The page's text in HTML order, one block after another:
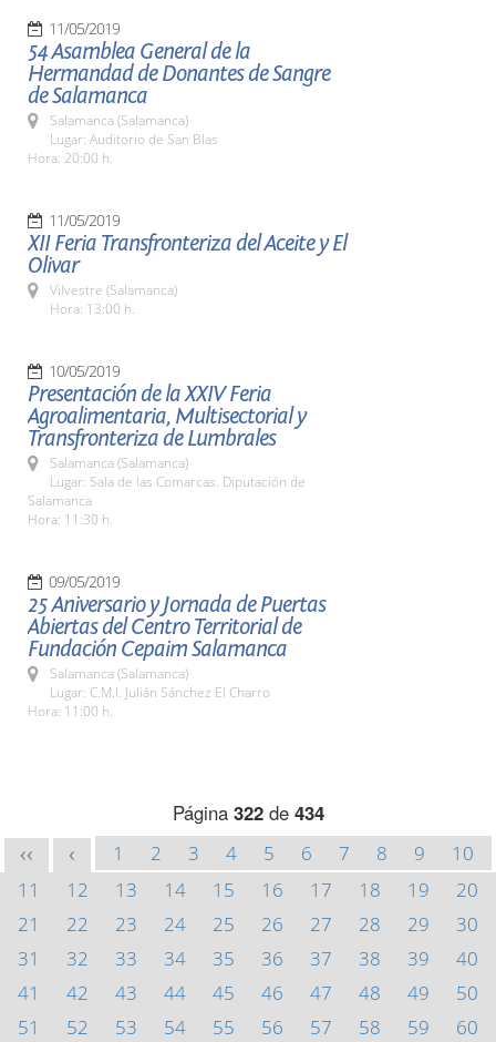
11/05/2019
54 Asamblea General de la
Hermandad de Donantes de Sangre
de Salamanca
Salamanca (Salamanca)
Lugar: Auditorio de San Blas
Hora: 20:00 h.
11/05/2019
XII Feria Transfronteriza del Aceite y El
Olivar
Vilvestre (Salamanca)
Hora: 13:00 h.
10/05/2019
Presentación de la XXIV Feria
Agroalimentaria, Multisectorial y
Transfronteriza de Lumbrales
Salamanca (Salamanca)
Lugar: Sala de las Comarcas. Diputación de
Salamanca
Hora: 11:30 h.
09/05/2019
25 Aniversario y Jornada de Puertas
Abiertas del Centro Territorial de
Fundación Cepaim Salamanca
Salamanca (Salamanca)
Lugar: C.M.I. Julián Sánchez El Charro
Hora: 11:00 h.
Página 322de 434
<< < 1 2 3 4 5 6 7 8 9
10
11
12 13 14 15 16 17 18 19
20
21
22 23 24 25 26 27 28 29
30
31
32 33 34 35 36 37 38 39
40
41
42 43 44 45 46 47 48 49
50
51
52 53 54 55 56 57 58 59
60